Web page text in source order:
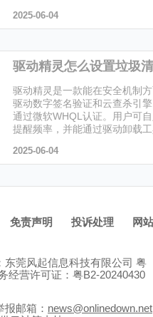
2025-06-04
驱动精灵是一款能在安全机制
驱动数字签名验证和云查杀引
通过微软WHQL认证。用户可
提醒频率，并能通过驱动卸载
站下载吧！
2025-06-04
免责声明 投诉处理 网
莞风起信息科技有限公司 粤
经营许可证：粤B2-20240430
邮箱： news@onlinedown.net